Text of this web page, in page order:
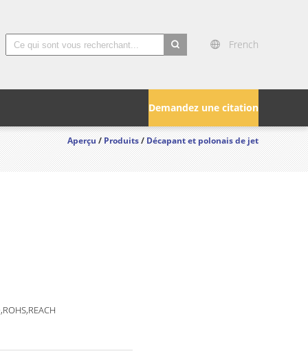
French
Demandez une citation
Aperçu/Produits/Décapant et polonais de jet